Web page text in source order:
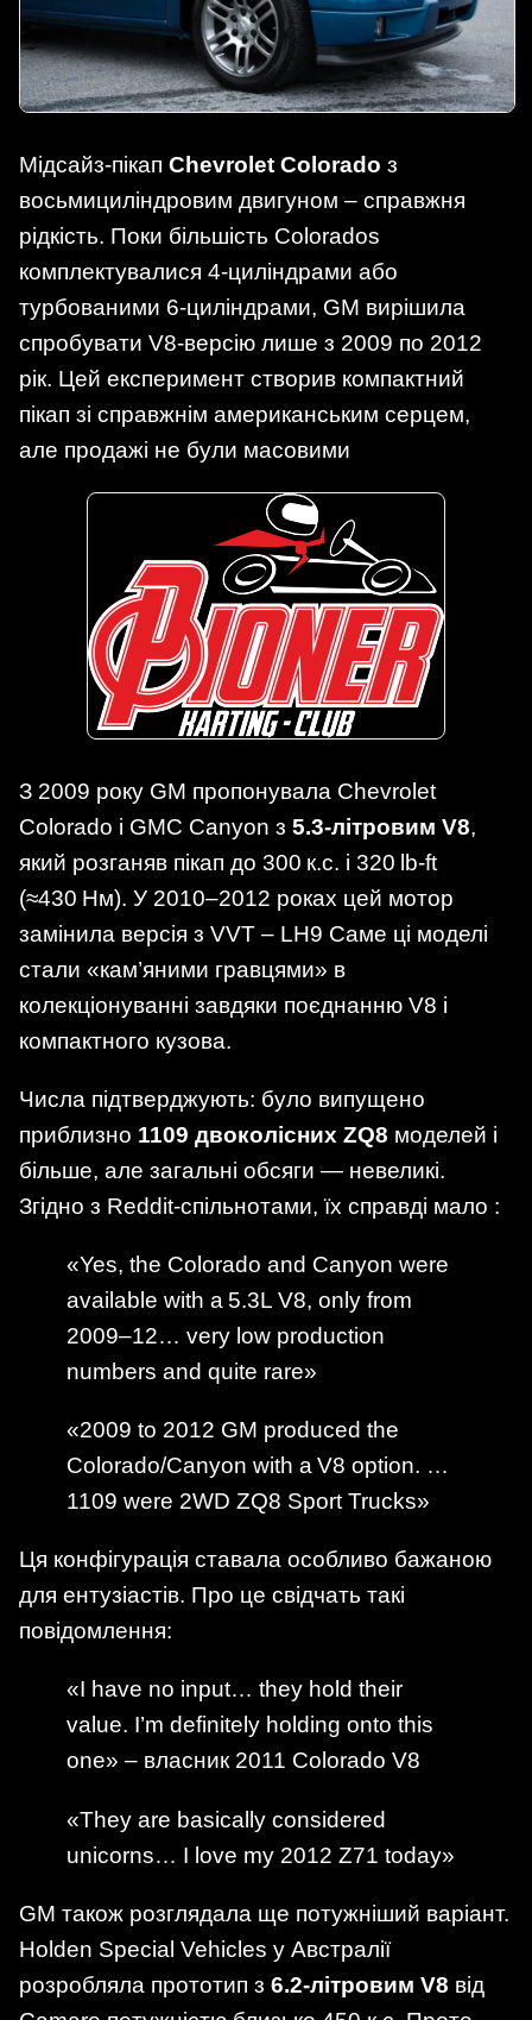
Мідсайз‑пікап Chevrolet Colorado з
восьмициліндровим двигуном – справжня
рідкість. Поки більшість Colorados
комплектувалися 4‑циліндрами або
турбованими 6‑циліндрами, GM вирішила
спробувати V8‑версію лише з 2009 по 2012
рік. Цей експеримент створив компактний
пікап зі справжнім американським серцем,
але продажі не були масовими
З 2009 року GM пропонувала Chevrolet
Colorado і GMC Canyon з 5.3‑літровим V8,
який розганяв пікап до 300 к.с. і 320 lb‑ft
(≈430 Нм). У 2010–2012 роках цей мотор
замінила версія з VVT – LH9 Саме ці моделі
стали «кам’яними гравцями» в
колекціонуванні завдяки поєднанню V8 і
компактного кузова.
Числа підтверджують: було випущено
приблизно 1109 двоколісних ZQ8 моделей і
більше, але загальні обсяги — невеликі.
Згідно з Reddit-спільнотами, їх справді мало :
«Yes, the Colorado and Canyon were
available with a 5.3L V8, only from
2009–12… very low production
numbers and quite rare»
«2009 to 2012 GM produced the
Colorado/Canyon with a V8 option. …
1109 were 2WD ZQ8 Sport Trucks»
Ця конфігурація ставала особливо бажаною
для ентузіастів. Про це свідчать такі
повідомлення:
«I have no input… they hold their
value. I’m definitely holding onto this
one» – власник 2011 Colorado V8
«They are basically considered
unicorns… I love my 2012 Z71 today»
GM також розглядала ще потужніший варіант.
Holden Special Vehicles у Австралії
розробляла прототип з 6.2‑літровим V8 від